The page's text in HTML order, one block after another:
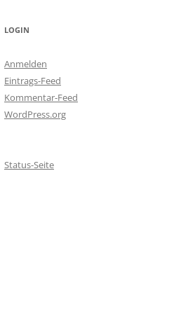
LOGIN
Anmelden
Eintrags-Feed
Kommentar-Feed
WordPress.org
Status-Seite